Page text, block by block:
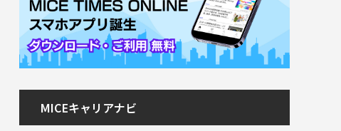
MICEキャリアナビ